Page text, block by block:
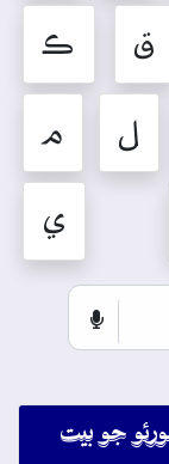
ق ڪ
ل م
ي
جو بيت